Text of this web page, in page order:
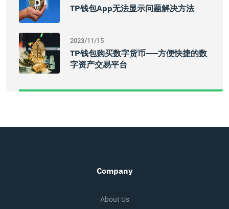
TP钱包App无法显示问题解决方法
2023/11/15
TP钱包购买数字货币——方便快捷的数
字资产交易平台
Company
About Us